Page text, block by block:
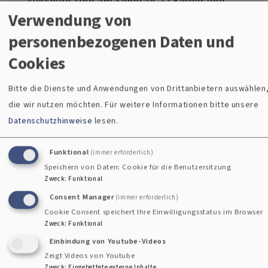
zwei Erwachsene getauft worden. Rund um
den Kuhsee feierten die Täuflinge mit ihren
Familien, Paten und Freunden einen
Gottesdienst. Die Familien konnten wählen,
ob die Taufe direkt im Wasser des Kuhsees
oder am Ufer stattfinden sollte. Wer sich
für die Taufe im See entschied, wurde von
Sperber-Hartmann getauft. Pfarrer Thomas
Schmeckenbecher und Pfarrerin Theresa
Geißler spendeten die Taufen am Ufer.
Verwendung von
personenbezogenen Daten und
Cookies
Bitte die Dienste und Anwendungen von Drittanbietern
die wir nutzen möchten.Für weitere Informationen bitte unsere
Datenschutzhinweise lesen.
Funktional (immer erforderlich)
Speichern von Daten: Cookie für die Benutzersitzung
Zweck: Funktional
Consent Manager (immer erforderlich)
Cookie Consent speichert Ihre Einwilligungsstatus im Browser
Zweck: Funktional
Einbindung von Youtube-Videos
Zeigt Videos von Youtube